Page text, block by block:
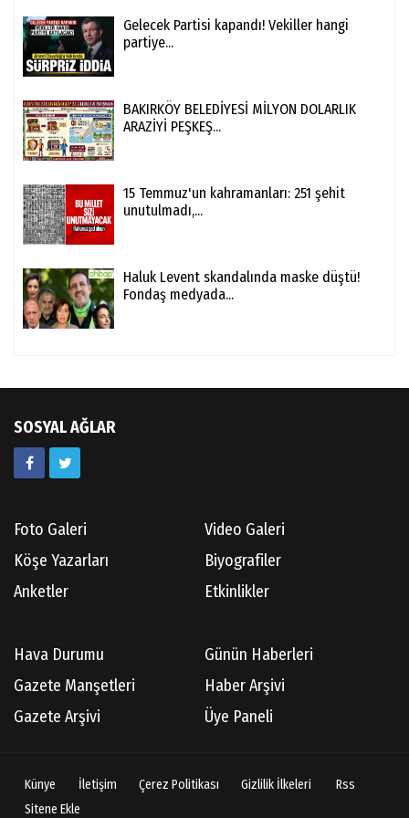
Gelecek Partisi kapandı! Vekiller hangi
partiye...
BAKIRKÖY BELEDİYESİ MİLYON DOLARLIK
ARAZİYİ PEŞKEŞ...
15 Temmuz'un kahramanları: 251 şehit
unutulmadı,...
Haluk Levent skandalında maske düştü!
Fondaş medyada...
SOSYAL AĞLAR
Foto Galeri
Video Galeri
Köşe Yazarları
Biyografiler
Anketler
Etkinlikler
Hava Durumu
Günün Haberleri
Gazete Manşetleri
Haber Arşivi
Gazete Arşivi
Üye Paneli
Künye İletişim Çerez Politikası Gizlilik İlkeleri
Rss
Sitene Ekle